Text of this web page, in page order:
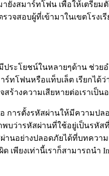
ายังสมาร์ทโฟน เพื่อให้เตรี
วจสอบผู้ที่เข้ามาในเขตโรง
ะโยชน์ในหลายๆด้าน ช่วย
ร์ทโฟนหรือแท็บเล็ต เรียกไ
างความเสียหายต่อเราเป็น
งรหัสผ่านให้มีความปลอดภั
ถ้าพบว่ารหัสผ่านที่ใช้อยู่เป็
านอย่างปลอดภัยได้ที่บทควา
เพียงเท่านี้เราก็สามารถนำ